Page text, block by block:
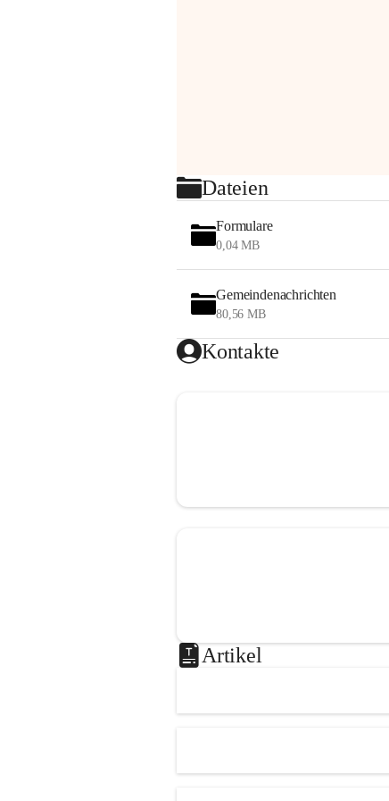
Dateien
Formulare
0,04 MB
Gemeindenachrichten
80,56 MB
Kontakte
Artikel